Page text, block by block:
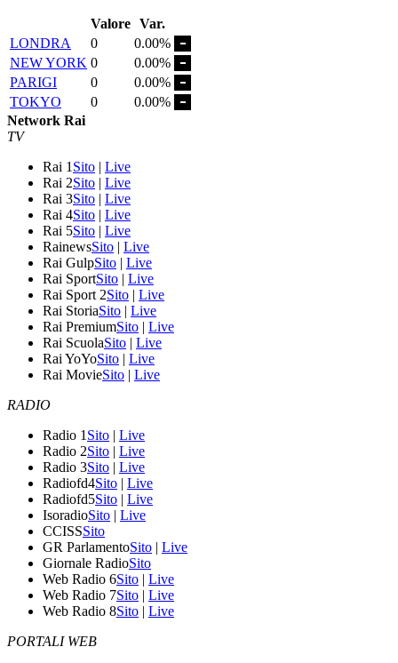
Valore Var.
LONDRA
0
0.00%
NEW YORK 0
0.00%
PARIGI
0
0.00%
TOKYO
0
0.00%
Network Rai
TV
Rai 1 Sito | Live
Rai 2Sito | Live
Rai 3Sito | Live
Rai 4Sito | Live
Rai 5Sito | Live
RainewsSito | Live
Rai GulpSito | Live
Rai SportSito | Live
Rai Sport 2Sito | Live
Rai StoriaSito | Live
Rai PremiumSito | Live
Rai ScuolaSito | Live
Rai YoYoSito | Live
Rai MovieSito | Live
RADIO
Radio 1 Sito | Live
Radio 2Sito | Live
Radio 3Sito | Live
Radiofd4Sito | Live
Radiofd5Sito | Live
IsoradioSito | Live
CCISSSito
GR ParlamentoSito | Live
Giornale RadioSito
Web Radio 6Sito | Live
Web Radio 7Sito | Live
Web Radio 8Sito | Live
PORTALI WEB